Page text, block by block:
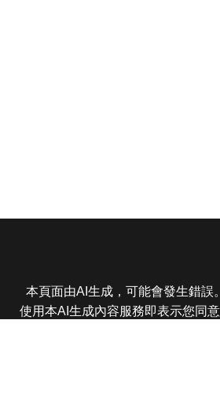
本頁面由AI生成，可能會發生錯誤
使用本AI生成內容服務即表示您同